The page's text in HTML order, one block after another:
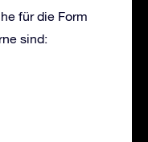
für die Form
sind: